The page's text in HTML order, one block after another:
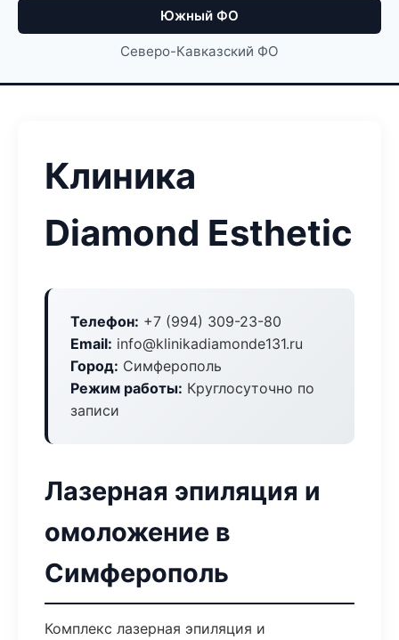
Южный ФО
Северо-Кавказский ФО
Клиника
Diamond Esthetic
Телефон: +7 (994) 309-23-80
Email: info@klinikadiamonde131.ru
Город: Симферополь
Режим работы: Круглосуточно по
записи
Лазерная эпиляция и
омоложение в
Симферополь
Комплекс лазерная эпиляция и